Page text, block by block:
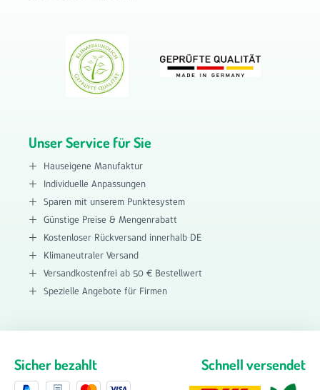
Unser Service für Sie
Hauseigene Manufaktur
Individuelle Anpassungen
Sparen mit unserem Punktesystem
Günstige Preise & Mengenrabatt
Kostenloser Rückversand innerhalb DE
Klimaneutraler Versand
Versandkostenfrei ab 50 € Bestellwert
Spezielle Angebote für Firmen
Sicher bezahlt Schnell versendet